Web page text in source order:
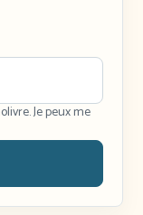
Je peux me